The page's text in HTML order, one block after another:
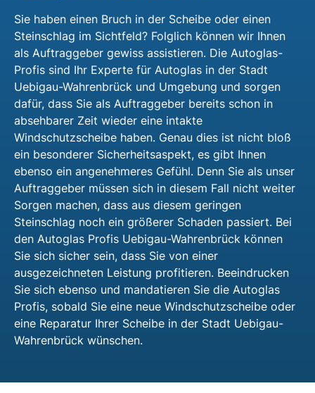
Sie haben einen Bruch in der Scheibe oder einen
Steinschlag im Sichtfeld? Folglich können wir Ihnen
als Auftraggeber gewiss assistieren. Die Autoglas-
Profis sind Ihr Experte für Autoglas in der Stadt
Uebigau-Wahrenbrück und Umgebung und sorgen
dafür, dass Sie als Auftraggeber bereits schon in
absehbarer Zeit wieder eine intakte
Windschutzscheibe haben. Genau dies ist nicht bloß
ein besonderer Sicherheitsaspekt, es gibt Ihnen
ebenso ein angenehmeres Gefühl. Denn Sie als unser
Auftraggeber müssen sich in diesem Fall nicht weiter
Sorgen machen, dass aus diesem geringen
Steinschlag noch ein größerer Schaden passiert. Bei
den Autoglas Profis Uebigau-Wahrenbrück können
Sie sich sicher sein, dass Sie von einer
ausgezeichneten Leistung profitieren. Beeindrucken
Sie sich ebenso und mandatieren Sie die Autoglas
Profis, sobald Sie eine neue Windschutzscheibe oder
eine Reparatur Ihrer Scheibe in der Stadt Uebigau-
Wahrenbrück wünschen.